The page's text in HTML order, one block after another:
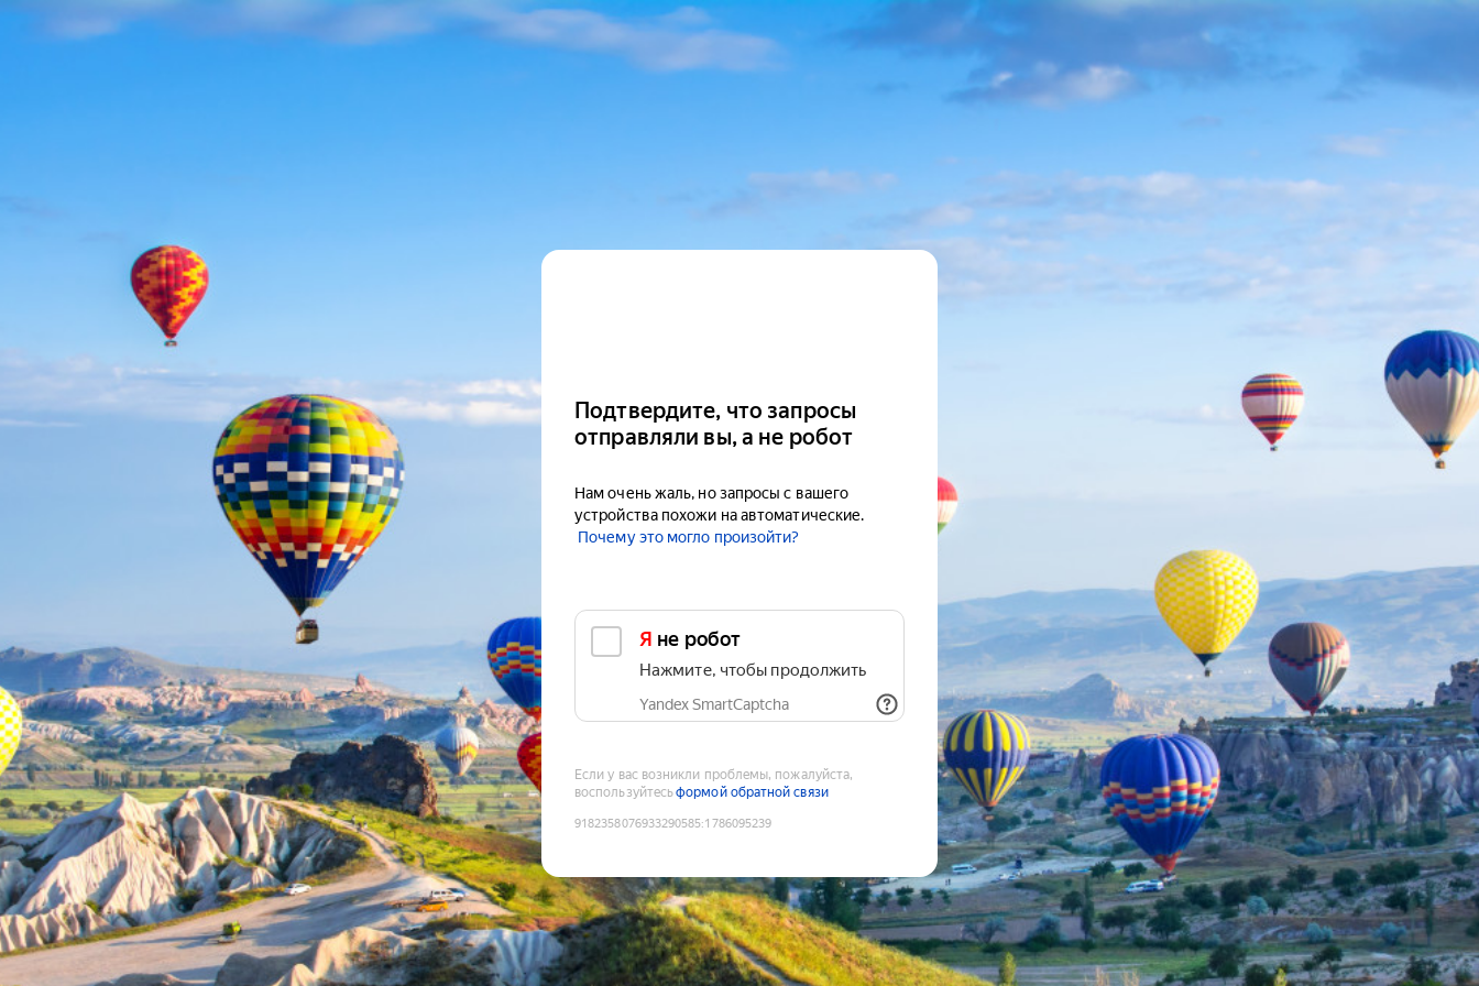
Подтвердите, что запросы
отправляли вы, а не робот
Нам очень жаль, но запросы с вашего
устройства похожи на автоматические.
Почему это могло произойти?
Я не робот
Нажмите, чтобы продолжить
Yandex SmartCaptcha
Если у вас возникли проблемы, пожалуйста,
воспользуйтесьформой обратной связи
9182358076933290585:1786095239